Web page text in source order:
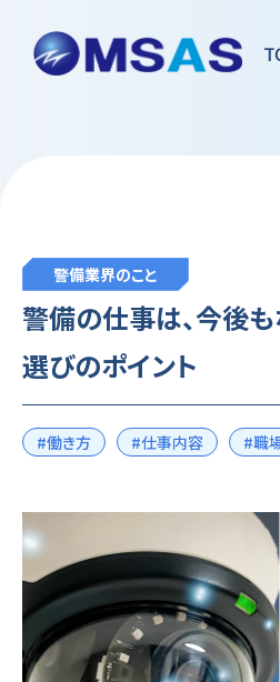
警備業界のこと
警備の仕事は、今後
選びのポイント
#働き方 #仕事内容 #職